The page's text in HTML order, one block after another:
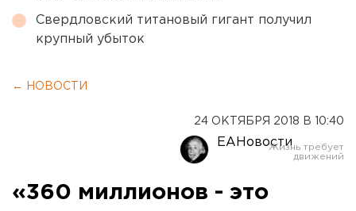
Свердловский титановый гигант получил
крупный убыток
← НОВОСТИ
24 ОКТЯБРЯ 2018 В 10:40
ЕАНовости
«360 миллионов - это